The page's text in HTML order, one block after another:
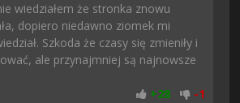
wiedziałem że stronka znowu
dopiero niedawno ziomek mi
Szkoda że czasy się zmieniły i
ale przynajmniej są najnowsze
+28 -1